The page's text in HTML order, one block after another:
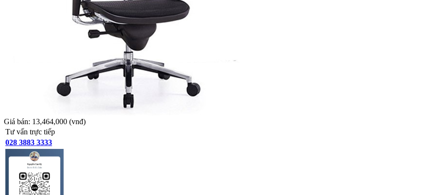
Giá bán: 13,464,000 (vnđ)
Tư vấn trực tiếp
028 3883 3333